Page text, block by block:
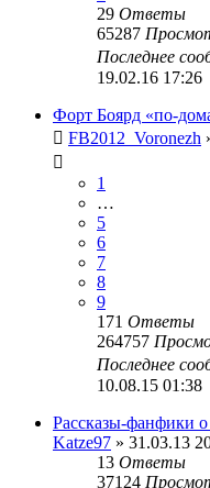
29 Ответы
65287
Последнее
19.02.16 17:26
Форт Боярд «по-
FB2012_Voronezh
1
…
5
6
7
8
9
171 Ответы
264757
Последнее
10.08.15 01:38
Рассказы-фанфики
Katze97 » 31.03.13
13 Ответы
37124